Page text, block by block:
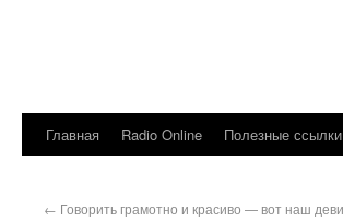
Главная Radio Online Полезные ссылки
← Говорить грамотно и красиво — вот наш